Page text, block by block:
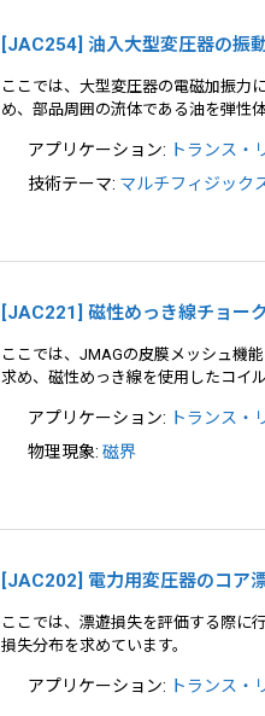
[JAC254] 油入大型変圧器の振
ここでは、大型変圧器の電磁加振力
め、部品周囲の流体である油を弾性
アプリケーション: トランス・
技術テーマ: マルチフィジック
[JAC221] 磁性めっき線チョー
ここでは、JMAGの皮膜メッシュ機
求め、磁性めっき線を使用したコイ
アプリケーション: トランス・
物理現象: 磁界
[JAC202] 電力用変圧器のコア
ここでは、漂遊損失を評価する際に
損失分布を求めています。
アプリケーション: トランス・